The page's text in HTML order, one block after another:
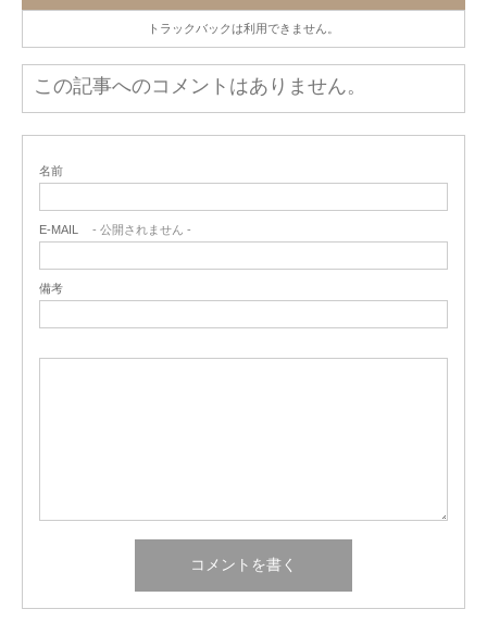
トラックバックは利用できません。
この記事へのコメントはありません。
名前
E-MAIL - 公開されません -
備考